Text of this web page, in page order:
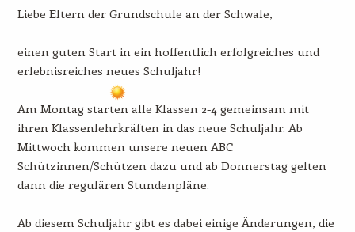
Liebe Eltern der Grundschule an der Schwale,
einen guten Start in ein hoffentlich erfolgreiches und
erlebnisreiches neues Schuljahr!
Am Montag starten alle Klassen 2-4 gemeinsam mit
ihren Klassenlehrkräften in das neue Schuljahr. Ab
Mittwoch kommen unsere neuen ABC
Schützinnen/Schützen dazu und ab Donnerstag gelten
dann die regulären Stundenpläne.
Ab diesem Schuljahr gibt es dabei einige Änderungen, die